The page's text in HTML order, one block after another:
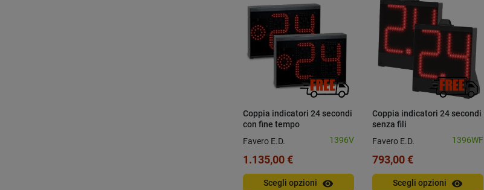
Coppia indicatori 24 secondi
con fine tempo
Favero E.D. 1396V
1.135,00 €
Scegli opzioni visibility
Coppia indicatori 24 secondi
senza fili
Favero E.D. 1396WF
793,00 €
Scegli opzioni visibility